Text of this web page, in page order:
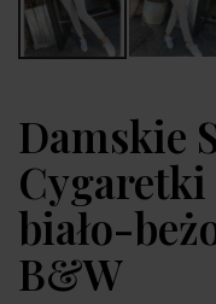
Damskie
Cygaretki
biało-
B&W